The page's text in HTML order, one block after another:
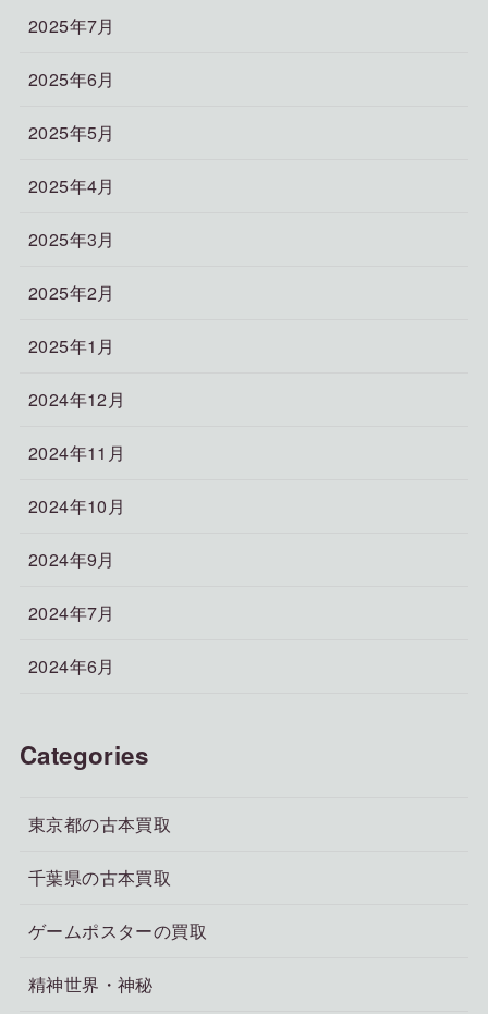
2025年7月
2025年6月
2025年5月
2025年4月
2025年3月
2025年2月
2025年1月
2024年12月
2024年11月
2024年10月
2024年9月
2024年7月
2024年6月
Categories
東京都の古本買取
千葉県の古本買取
ゲームポスターの買取
精神世界・神秘